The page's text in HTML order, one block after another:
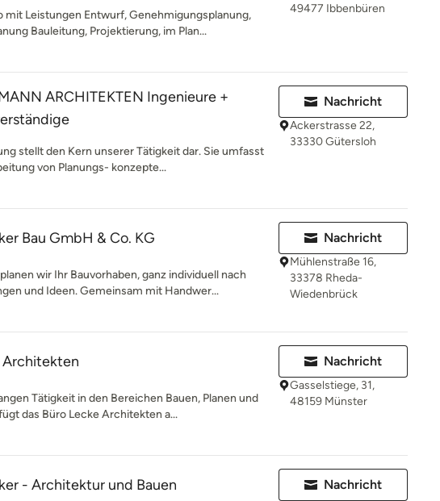
Leistungen Entwurf, Genehmigungsplanung,
Bauleitung, Projektierung, im Plan...
49477 Ibbenbüren
ARCHITEKTEN Ingenieure +
stellt den Kern unserer Tätigkeit dar. Sie umfasst
von Planungs- konzepte...
Nachricht
Ackerstrasse 22,
33330 Gütersloh
Bau GmbH & Co. KG
wir Ihr Bauvorhaben, ganz individuell nach
und Ideen. Gemeinsam mit Handwer...
Nachricht
Mühlenstraße 16,
33378 Rheda-
Wiedenbrück
Architekten
Tätigkeit in den Bereichen Bauen, Planen und
das Büro Lecke Architekten a...
Nachricht
Gasselstiege, 31,
48159 Münster
- Architektur und Bauen Nachricht